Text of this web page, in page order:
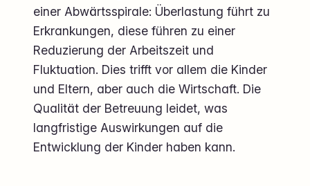
einer Abwärtsspirale: Überlastung führt zu
Erkrankungen, diese führen zu einer
Reduzierung der Arbeitszeit und
Fluktuation. Dies trifft vor allem die Kinder
und Eltern, aber auch die Wirtschaft. Die
Qualität der Betreuung leidet, was
langfristige Auswirkungen auf die
Entwicklung der Kinder haben kann.